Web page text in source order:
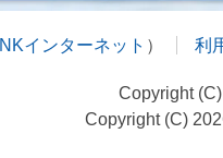
インターネット ） 利
Copyright
Copyright (C)